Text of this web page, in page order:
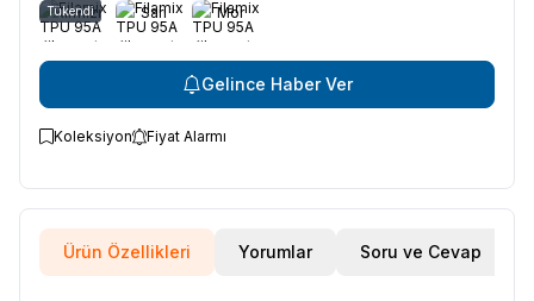
Tükendi
Kırmızı Sarı Mor
Gelince Haber Ver
Koleksiyon Fiyat Alarmı
Ürün Özellikleri Yorumlar Soru ve Cevap